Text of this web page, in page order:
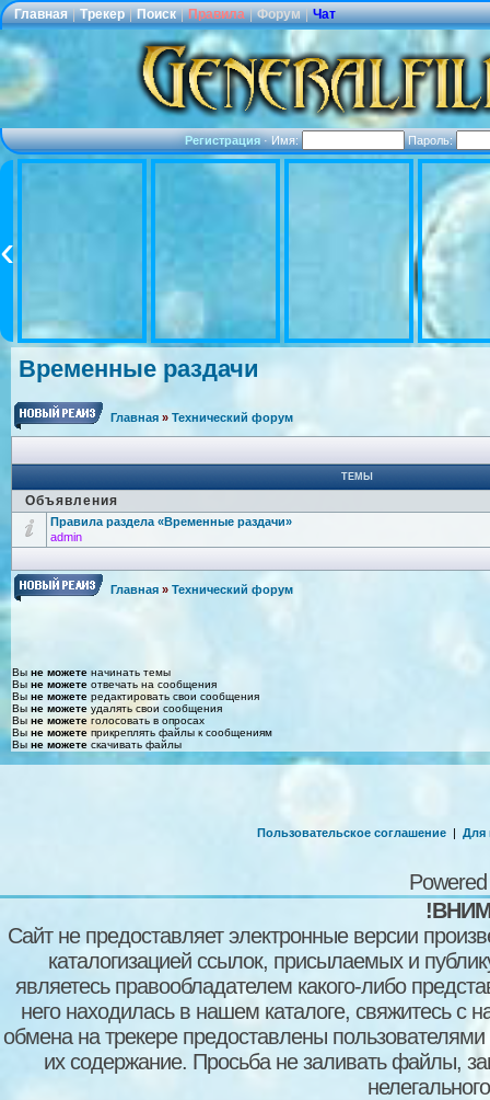
Главная | Трекер | Поиск | Правила | Форум | Чат
Регистрация·Имя: Пароль:
Временные раздачи
Главная » Технический форум
ТЕМЫ
Объявления
Правила раздела «Временные раздачи»
admin
Главная » Технический форум
Вы не можете начинать темы
Вы не можете отвечать на сообщения
Вы не можете редактировать свои сообщения
Вы не можете удалять свои сообщения
Вы не можете голосовать в опросах
Вы не можете прикреплять файлы к сообщениям
Вы не можете скачивать файлы
Пользовательское соглашение | Для
Сайт не предоставляет электронные версии
каталогизацией ссылок, присылаемых и
являетесь правообладателем какого-либо
него находилась в нашем каталоге, свяжитесь
обмена на трекере предоставлены пользователями
их содержание. Просьба не заливать файлы,